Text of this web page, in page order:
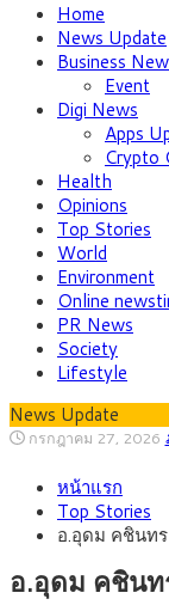
Home
News Update
Business
Event
Digi News
Apps
Crypto
Health
Opinions
Top Stories
World
Environment
Online
PR News
Society
Lifestyle
News Update
กรกฎาคม 27, 2026
สิงหาคม 4, 2026
สิงหาคม 3, 2026 ก
สิงหาคม 1, 2026 “
กรกฎาคม 27, 2026
หน้าแรก
Top Stories
อ.อุดม คชินท
อ.อุดม คชินท